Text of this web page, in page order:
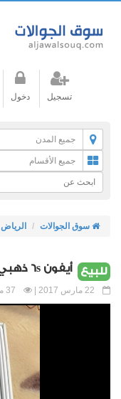
تسجيل دخول
جميع المدن
جميع الأقسام
سوق الجوالات الرياض
للبيع أيفون 6s ذهبي 64 قيقا اخو الجديد